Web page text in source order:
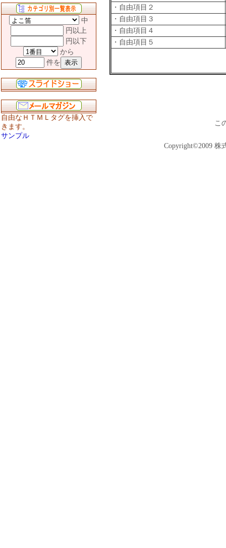
中
円以上
円以下
から
件を
自由なＨＴＭＬタグを挿入で
きます。
サンプル
・自由項目２
・自由項目３
・自由項目４
・自由項目５
こ
Copyright©2009 株